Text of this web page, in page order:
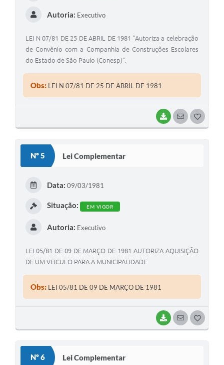
BAIXARSEGUIR
Autoria: Executivo
LEI N 07/81 DE 25 DE ABRIL DE 1981 "Autoriza a celebração
de Convênio com a Companhia de Construções Escolares
do Estado de São Paulo (Conesp)".
Obs: LEI N 07/81 DE 25 DE ABRIL DE 1981
Nº 5 Lei Complementar
BAIXARSEGUIR
Data: 09/03/1981
Situação: EM VIGOR
Autoria: Executivo
LEI 05/81 DE 09 DE MARÇO DE 1981 AUTORIZA AQUISIÇÃO
DE UM VEICULO PARA A MUNICIPALIDADE
Obs: LEI 05/81 DE 09 DE MARÇO DE 1981
Nº 6 Lei Complementar